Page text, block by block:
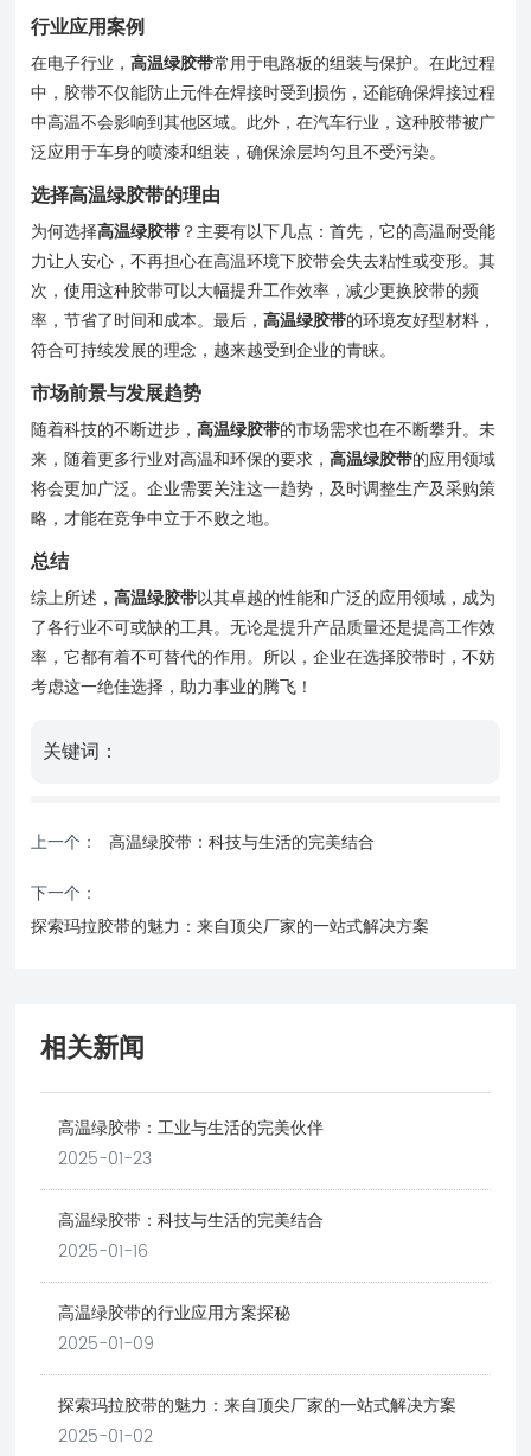
行业应用案例
在电子行业，高温绿胶带常用于电路板的组装与保护。在此过程
中，胶带不仅能防止元件在焊接时受到损伤，还能确保焊接过程
中高温不会影响到其他区域。此外，在汽车行业，这种胶带被广
泛应用于车身的喷漆和组装，确保涂层均匀且不受污染。
选择高温绿胶带的理由
为何选择高温绿胶带？主要有以下几点：首先，它的高温耐受能
力让人安心，不再担心在高温环境下胶带会失去粘性或变形。其
次，使用这种胶带可以大幅提升工作效率，减少更换胶带的频
率，节省了时间和成本。最后，高温绿胶带的环境友好型材料，
符合可持续发展的理念，越来越受到企业的青睐。
市场前景与发展趋势
随着科技的不断进步，高温绿胶带的市场需求也在不断攀升。未
来，随着更多行业对高温和环保的要求，高温绿胶带的应用领域
将会更加广泛。企业需要关注这一趋势，及时调整生产及采购策
略，才能在竞争中立于不败之地。
总结
综上所述，高温绿胶带以其卓越的性能和广泛的应用领域，成为
了各行业不可或缺的工具。无论是提升产品质量还是提高工作效
率，它都有着不可替代的作用。所以，企业在选择胶带时，不妨
考虑这一绝佳选择，助力事业的腾飞！
关键词：
上一个：
高温绿胶带：科技与生活的完美结合
下一个：
探索玛拉胶带的魅力：来自顶尖厂家的一站式解决方案
相关新闻
高温绿胶带：工业与生活的完美伙伴
2025-01-23
高温绿胶带：科技与生活的完美结合
2025-01-16
高温绿胶带的行业应用方案探秘
2025-01-09
探索玛拉胶带的魅力：来自顶尖厂家的一站式解决方案
2025-01-02